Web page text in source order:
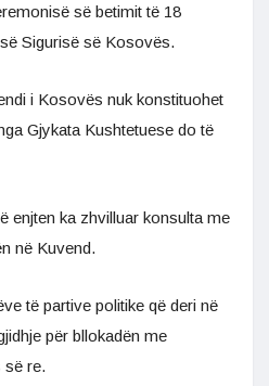
së betimit të 18
Sigurisë së Kosovës.
i Kosovës nuk konstituohet
Gjykata Kushtetuese do të
enjten ka zhvilluar konsulta me
në Kuvend.
të partive politike që deri në
për bllokadën me
së re.